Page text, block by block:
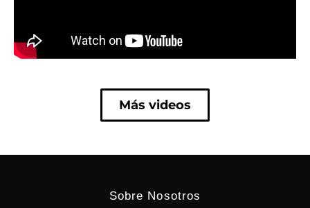
Más videos
Sobre Nosotros